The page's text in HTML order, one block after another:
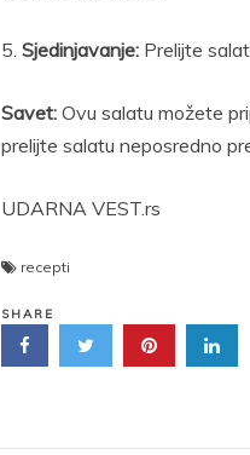
5. Sjedinjavanje: Prelijte
Savet: Ovu salatu možete
prelijte salatu neposredno
UDARNA VEST.rs
recepti
SHARE